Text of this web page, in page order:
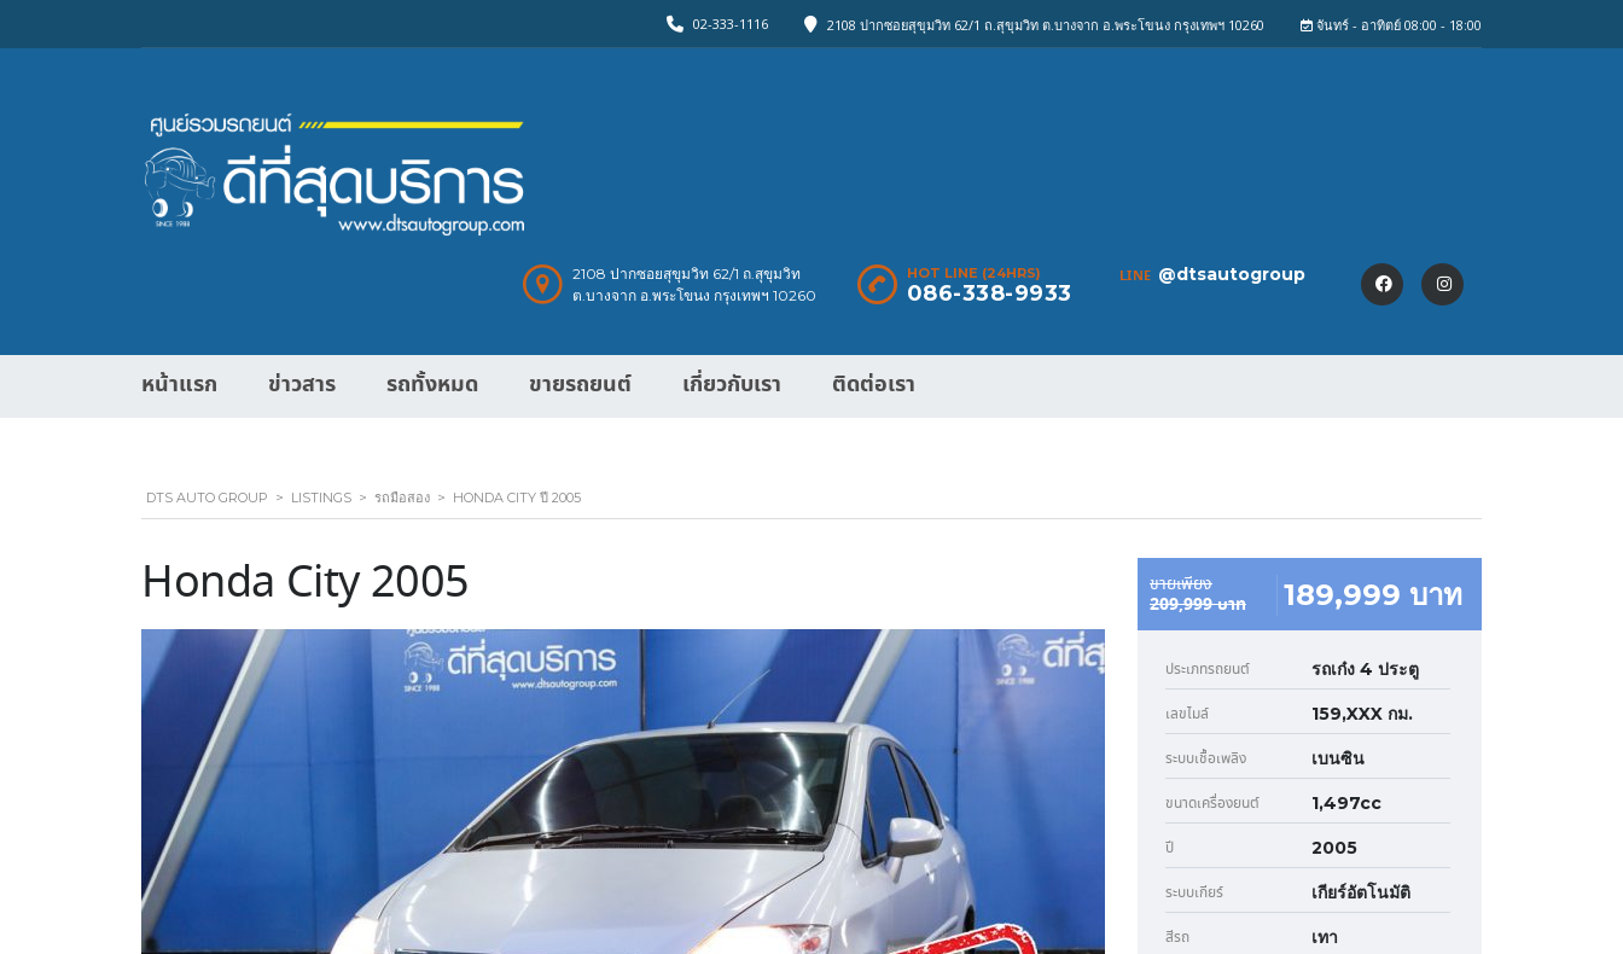
จันทร์ - อาทิตย์ 08:00 - 18:00
2108 ปากซอยสุขุมวิท 62/1 ถ.สุขุมวิท ต.บางจาก อ.พระโขนง กรุงเทพฯ 10260
02-333-1116
LINE @dtsautogroup
HOT LINE (24HRS)
086-338-9933
2108 ปากซอยสุขุมวิท 62/1 ถ.สุขุมวิท
ต.บางจาก อ.พระโขนง กรุงเทพฯ 10260
หน้าแรก ข่าวสาร รถทั้งหมด ขายรถยนต์ เกี่ยวกับเรา ติดต่อเรา
DTS AUTO GROUP > LISTINGS > รถมือสอง > HONDA CITY ปี 2005
Honda City 2005 ขายเพียง
209,999 บาท 189,999 บาท
ประเภทรถยนต์ รถเก๋ง 4 ประตู
เลขไมล์ 159,XXX กม.
ระบบเชื้อเพลิง เบนซิน
ขนาดเครื่องยนต์ 1,497cc
ปี 2005
ระบบเกียร์ เกียร์อัตโนมัติ
สีรถ เทา